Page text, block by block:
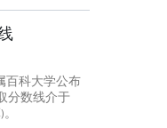
百科大学公布
分数线介于